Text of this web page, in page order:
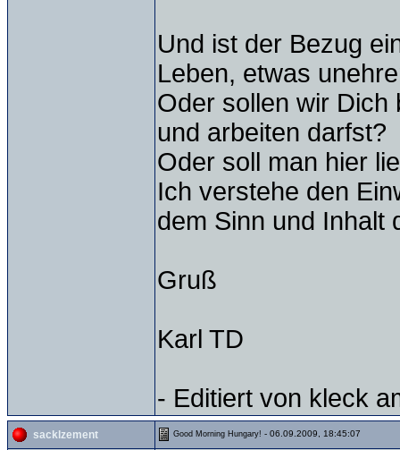
Und ist der Bezug
Leben, etwas
Oder sollen wir Dich
und arbeiten darfst?
Oder soll man hier
Ich verstehe den
dem Sinn und Inhalt
Gruß
Karl TD
- Editiert von kleck
sacklzement Good Morning Hungary! - 06.09.2009, 18:45:07